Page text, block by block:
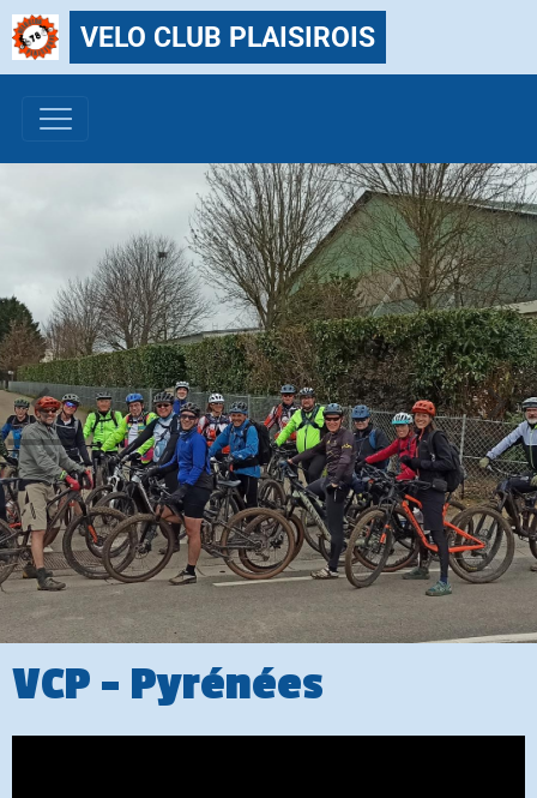
VELO CLUB PLAISIROIS
VCP - Pyrénées